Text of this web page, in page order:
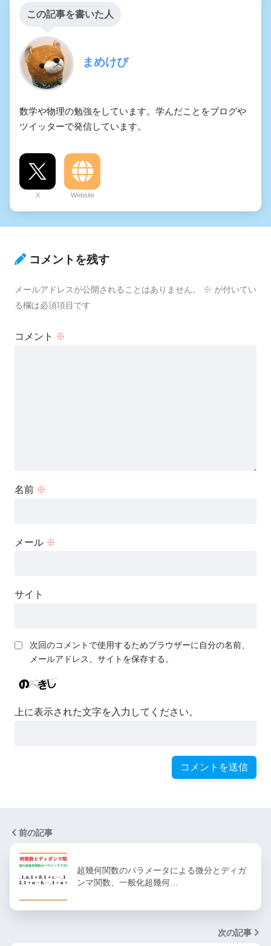
この記事を書いた人
まめけび
数学や物理の勉強をしています。学んだことをブログや
ツイッターで発信しています。
X Website
コメントを残す
メールアドレスが公開されることはありません。 ※ が付いてい
る欄は必須項目です
コメント ※
名前 ※
メール ※
サイト
次回のコメントで使用するためブラウザーに自分の名前、
メールアドレス、サイトを保存する。
上に表示された文字を入力してください。
前の記事
超幾何関数のパラメータによる微分とディガ
ンマ関数、一般化超幾何…
次の記事